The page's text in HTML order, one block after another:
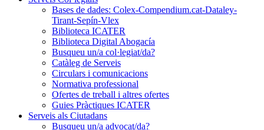
Bases de dades: Colex-Compendium.cat-Dataley-
Tirant-Sepín-Vlex
Biblioteca ICATER
Biblioteca Digital Abogacía
Busqueu un/a col·legiat/da?
Catàleg de Serveis
Circulars i comunicacions
Normativa professional
Ofertes de treball i altres ofertes
Guies Pràctiques ICATER
Serveis als Ciutadans
Busqueu un/a advocat/da?